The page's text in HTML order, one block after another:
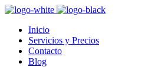
Inicio
Servicios y Precios
Contacto
Blog